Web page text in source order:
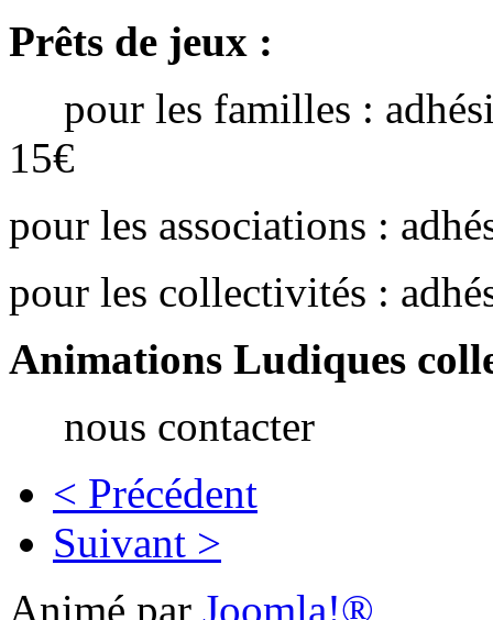
Prêts de jeux :
pour les familles :
15€
pour les associations :
pour les collectivités :
Animations Ludiques
nous contacter
< Précédent
Suivant >
Animé par Joomla!®